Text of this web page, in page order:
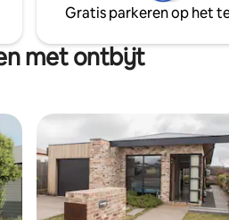
Gratis parkeren op het
met ontbijt